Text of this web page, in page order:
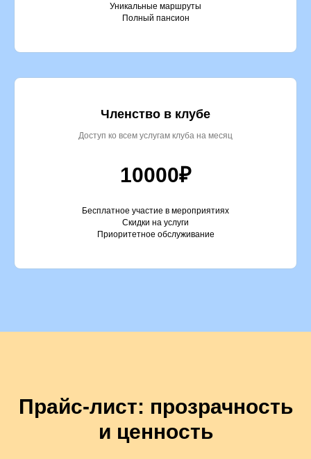
Уникальные маршруты
Полный пансион
Членство в клубе
Доступ ко всем услугам клуба на месяц
10000₽
Бесплатное участие в мероприятиях
Скидки на услуги
Приоритетное обслуживание
Прайс-лист: прозрачность
и ценность